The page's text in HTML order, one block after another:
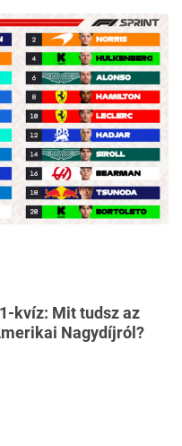
kvíz: Mit tudsz az
Nagydíjról?